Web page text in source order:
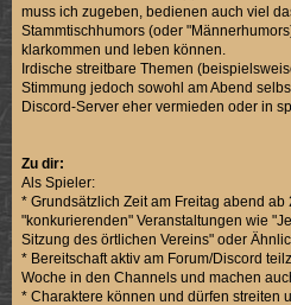
muss ich zugeben, bedienen auch viel
Stammtischhumors (oder
klarkommen und leben können.
Irdische streitbare Themen
Stimmung jedoch sowohl am Abend
Discord-Server eher vermieden oder in
Zu dir:
Als Spieler:
* Grundsätzlich Zeit am Freitag abend
"konkurierenden" Veranstaltungen wie
Sitzung des örtlichen Vereins" oder
* Bereitschaft aktiv am Forum/Discord
Woche in den Channels und machen
* Charaktere können und dürfen streiten